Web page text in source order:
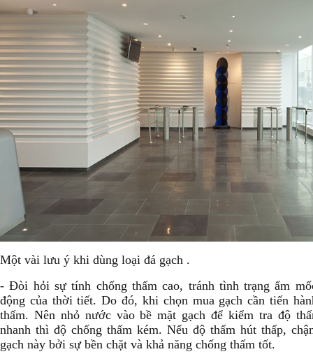
Một vài lưu ý khi dùng loại đá gạch .
- Đòi hỏi sự tính chống thấm cao, tránh tình trạng ẩm
động của thời tiết. Do đó, khi chọn mua gạch cần tiến
thấm. Nên nhỏ nước vào bề mặt gạch để kiểm tra độ
nhanh thì độ chống thấm kém. Nếu độ thấm hút thấp,
gạch này bởi sự bền chặt và khả năng chống thấm tốt.